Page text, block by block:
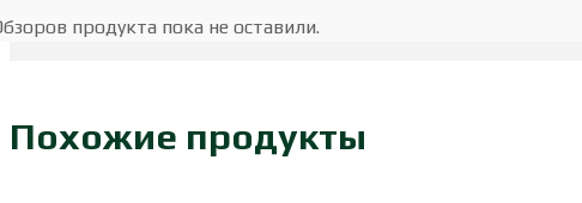
продукта пока не оставили.
Похожие продукты